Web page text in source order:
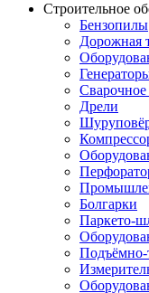
Строительное
Бензопилы
Дорожная
Сварочное
Дрели
Болгарки
Паркето-
Подъёмно-